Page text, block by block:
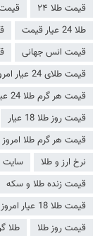
قیمت طلا ۲۴
قیمت طلا
طلا 24 عیار قیمت
قیمت انس جهانی
قیمت طلای 24 عیار امروز
قیمت هر گرم طلا 24 عیار
قیمت روز طلا 18 عیار
قیمت هر گرم طلا امروز
نرخ ارز و طلا
سایت
قیمت زنده طلا و سکه
قیمت طلا 18 عیار امروز
قیمت روز طلا
طلا